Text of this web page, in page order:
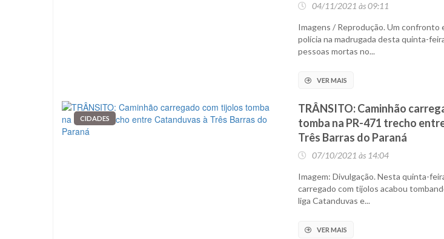
04/11/2021 às 09:11
Imagens / Reprodução. Um confronto
polícia na madrugada desta quinta-
pessoas mortas no...
VER MAIS
CIDADES
TRÂNSITO: Caminhão
tomba na PR-471 trecho
Três Barras do Paraná
07/10/2021 às 14:04
Imagem: Divulgação. Nesta quinta-
carregado com tijolos acabou
liga Catanduvas e...
VER MAIS